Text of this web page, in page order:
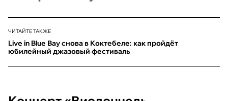
ЧИТАЙТЕ ТАКЖЕ
Live in Blue Bay снова в Коктебеле: как пройдёт
юбилейный джазовый фестиваль